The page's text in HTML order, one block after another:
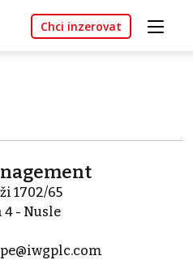
Chci inzerovat
1702/65
4 - Nusle